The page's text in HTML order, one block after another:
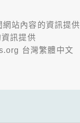
網站內容的資訊提供
訊提供
台灣繁體中文